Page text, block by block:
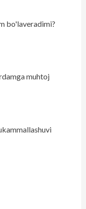
bo'laveradimi?
muhtoj